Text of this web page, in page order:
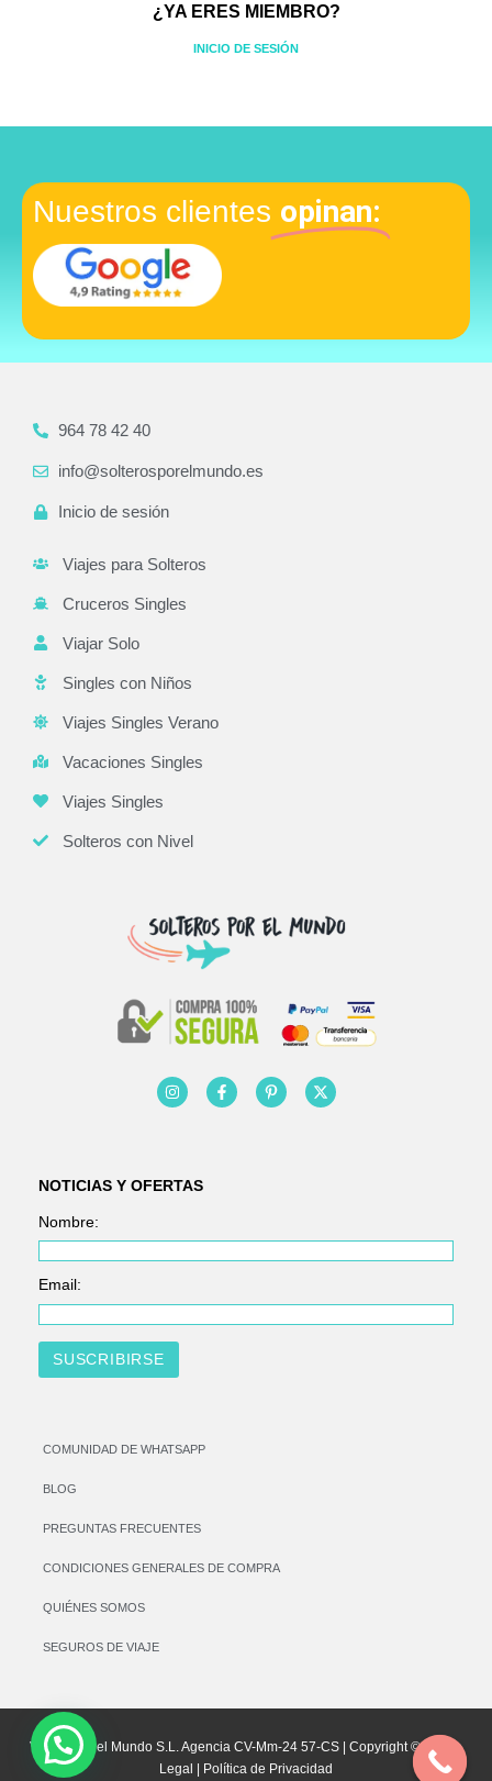
¿YA ERES MIEMBRO?
INICIO DE SESIÓN
Nuestros clientes opinan:
964 78 42 40
info@solterosporelmundo.es
Inicio de sesión
Viajes para Solteros
Cruceros Singles
Viajar Solo
Singles con Niños
Viajes Singles Verano
Vacaciones Singles
Viajes Singles
Solteros con Nivel
NOTICIAS Y OFERTAS
Nombre:
Email:
COMUNIDAD DE WHATSAPP
BLOG
PREGUNTAS FRECUENTES
CONDICIONES GENERALES DE COMPRA
QUIÉNES SOMOS
SEGUROS DE VIAJE
Vamos por el Mundo S.L. Agencia CV-Mm-24 57-CS | Copyright © | Aviso
Legal | Política de Privacidad